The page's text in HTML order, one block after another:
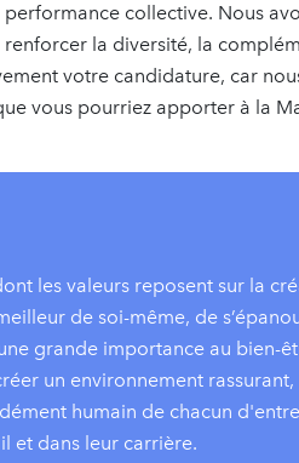
collective. Nous
la diversité, la
votre candidature, car
vous pourriez apporter à la
les valeurs reposent sur la
de soi-même, de
grande importance au bien-
un environnement
humain de chacun
et dans leur carrière.